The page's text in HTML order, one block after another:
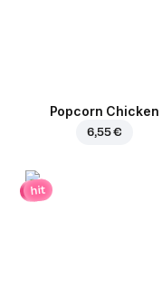
Popcorn Chicken
6,55 €
hit